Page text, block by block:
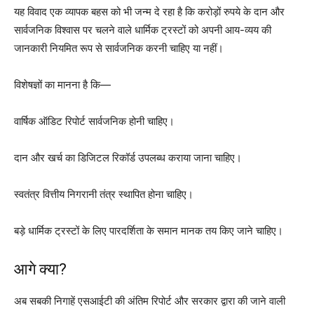
यह विवाद एक व्यापक बहस को भी जन्म दे रहा है कि करोड़ों रुपये के दान और
सार्वजनिक विश्वास पर चलने वाले धार्मिक ट्रस्टों को अपनी आय-व्यय की
जानकारी नियमित रूप से सार्वजनिक करनी चाहिए या नहीं।
विशेषज्ञों का मानना है कि—
वार्षिक ऑडिट रिपोर्ट सार्वजनिक होनी चाहिए।
दान और खर्च का डिजिटल रिकॉर्ड उपलब्ध कराया जाना चाहिए।
स्वतंत्र वित्तीय निगरानी तंत्र स्थापित होना चाहिए।
बड़े धार्मिक ट्रस्टों के लिए पारदर्शिता के समान मानक तय किए जाने चाहिए।
आगे क्या?
अब सबकी निगाहें एसआईटी की अंतिम रिपोर्ट और सरकार द्वारा की जाने वाली